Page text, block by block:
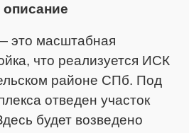
описание
это масштабная
что реализуется ИСК
районе СПб. Под
отведен участок
будет возведено